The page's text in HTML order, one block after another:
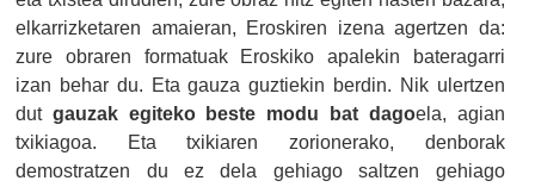
elkarrizketaren amaieran, Eroskiren izena agertzen da:
zure obraren formatuak Eroskiko apalekin bateragarri
izan behar du. Eta gauza guztiekin berdin. Nik ulertzen
dut gauzak egiteko beste modu bat dagoela, agian
txikiagoa. Eta txikiaren zorionerako, denborak
demostratzen du ez dela gehiago saltzen gehiago